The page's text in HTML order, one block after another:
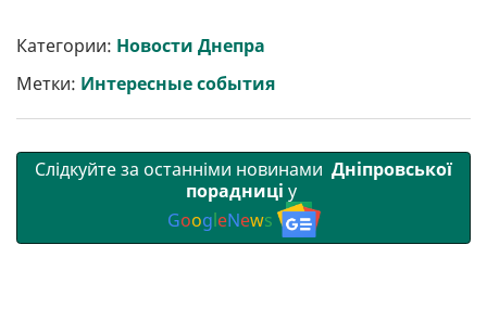
р
и
и
b
o
o
k
t
e
l g
r
a
m
s
A
p
Категории: Новости Днепра
Метки: Интересные события
Слідкуйте за останніми новинами Дніпровської
порадниці у
GoogleNews